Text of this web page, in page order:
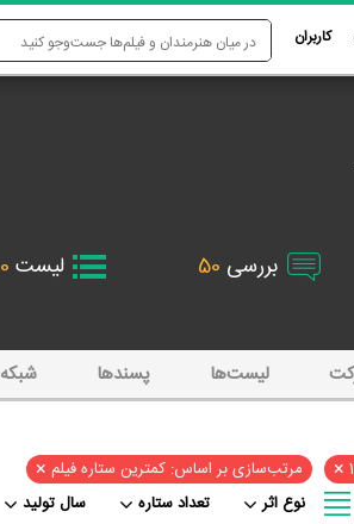
کاربران
بررسی 50 لیست 0
لیست‌ها پسند‌ها شبکه
× مرتب‌سازی بر اساس: کمترین ستاره فیلم ×
سال تولید تعداد ستاره نوع اثر